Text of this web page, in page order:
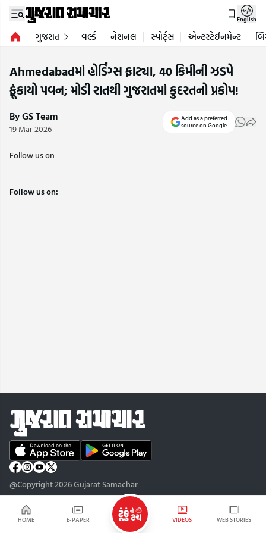
HOME E-PAPER VIDEOS WEB STORIES
English
ગુજરાત વર્લ્ડ નેશનલ સ્પોર્ટ્સ એન્ટરટેઈનમેન્ટ
Ahmedabadમાં હોર્ડિંગ્સ ફાટ્યા, 40 કિમીની ઝડપે
ફૂંકાયો પવન; મોડી રાતથી ગુજરાતમાં કુદરતનો પ્રકોપ!
By GS Team
19 Mar 2026
Add as a preferred
source on Google
Follow us on
Follow us on:
@Copyright 2026 Gujarat Samachar